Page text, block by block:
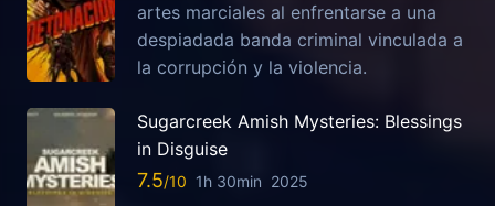
artes marciales al enfrentarse a una
despiadada banda criminal vinculada a
la corrupción y la violencia.
Sugarcreek Amish Mysteries: Blessings
in Disguise
7.5 1h 30min 2025